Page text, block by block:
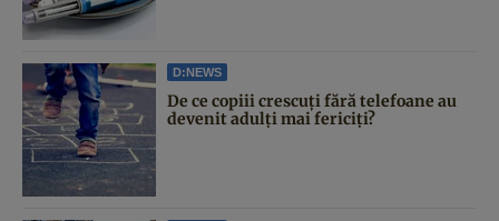
D:NEWS
De ce copiii crescuți fără telefoane au
devenit adulți mai fericiți?